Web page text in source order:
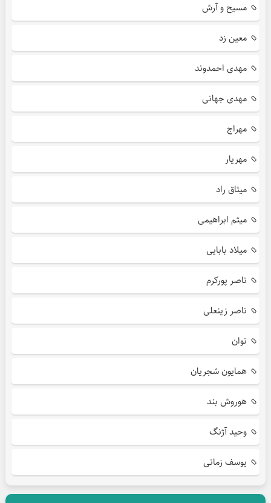
مسیح و آرش
معین زد
مهدی احمدوند
مهدی جهانی
مهراج
مهریار
میثاق راد
میثم ابراهیمی
میلاد بابایی
ناصر پورکرم
ناصر زینعلی
نوان
همایون شجریان
هوروش بند
وحید آژنگ
یوسف زمانی